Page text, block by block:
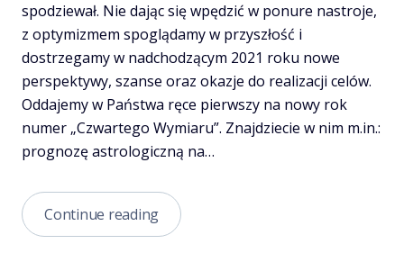
spodziewał. Nie dając się wpędzić w ponure nastroje,
z optymizmem spoglądamy w przyszłość i
dostrzegamy w nadchodzącym 2021 roku nowe
perspektywy, szanse oraz okazje do realizacji celów.
Oddajemy w Państwa ręce pierwszy na nowy rok
numer „Czwartego Wymiaru”. Znajdziecie w nim m.in.:
prognozę astrologiczną na…
Continue readingCzwarty
Wymiar